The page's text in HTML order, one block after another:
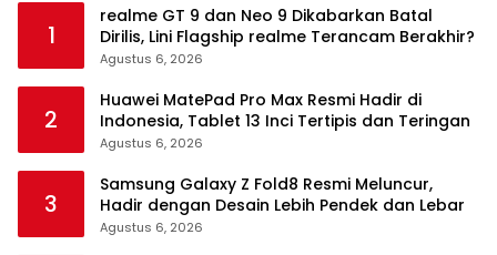
1
realme GT 9 dan Neo 9 Dikabarkan Batal
Dirilis, Lini Flagship realme Terancam Berakhir?
Agustus 6, 2026
2
Huawei MatePad Pro Max Resmi Hadir di
Indonesia, Tablet 13 Inci Tertipis dan Teringan
Agustus 6, 2026
3
Samsung Galaxy Z Fold8 Resmi Meluncur,
Hadir dengan Desain Lebih Pendek dan Lebar
Agustus 6, 2026